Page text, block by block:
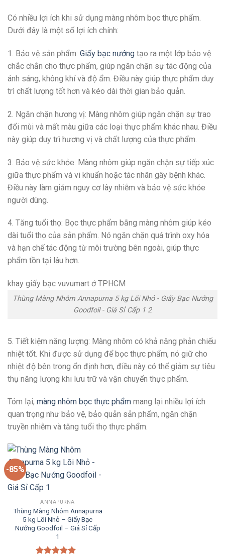
Có nhiều lợi ích khi sử dụng màng nhôm bọc thực phẩm.
Dưới đây là một số lợi ích chính:
1. Bảo vệ sản phẩm: Giấy bạc nướng tạo ra một lớp bảo vệ
chắc chắn cho thực phẩm, giúp ngăn chặn sự tác động của
ánh sáng, không khí và độ ẩm. Điều này giúp thực phẩm duy
trì chất lượng tốt hơn và kéo dài thời gian bảo quản.
2. Ngăn chặn hương vị: Màng nhôm giúp ngăn chặn sự trao
đổi mùi và mất màu giữa các loại thực phẩm khác nhau. Điều
này giúp duy trì hương vị và chất lượng của thực phẩm.
3. Bảo vệ sức khỏe: Màng nhôm giúp ngăn chặn sự tiếp xúc
giữa thực phẩm và vi khuẩn hoặc tác nhân gây bệnh khác.
Điều này làm giảm nguy cơ lây nhiễm và bảo vệ sức khỏe
người dùng.
4. Tăng tuổi thọ: Bọc thực phẩm bằng màng nhôm giúp kéo
dài tuổi thọ của sản phẩm. Nó ngăn chặn quá trình oxy hóa
và hạn chế tác động từ môi trường bên ngoài, giúp thực
phẩm tồn tại lâu hơn.
khay giấy bạc vuvumart ở TPHCM
Thùng Màng Nhôm Annapurna 5 kg Lõi Nhỏ - Giấy Bạc Nướng
Goodfoil - Giá Sỉ Cấp 1 2
5. Tiết kiệm năng lượng: Màng nhôm có khả năng phản chiếu
nhiệt tốt. Khi được sử dụng để bọc thực phẩm, nó giữ cho
nhiệt độ bên trong ổn định hơn, điều này có thể giảm sự tiêu
thụ năng lượng khi lưu trữ và vận chuyển thực phẩm.
Tóm lại, màng nhôm bọc thực phẩm mang lại nhiều lợi ích
quan trọng như bảo vệ, bảo quản sản phẩm, ngăn chặn
truyền nhiễm và tăng tuổi thọ thực phẩm.
-85%
ANNAPURNA
Thùng Màng Nhôm Annapurna
5 kg Lõi Nhỏ – Giấy Bạc
Nướng Goodfoil – Giá Sỉ Cấp
1